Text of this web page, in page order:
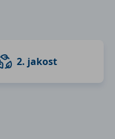
2. jakost